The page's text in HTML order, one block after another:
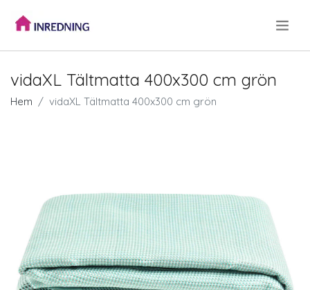
vidaXL Tältmatta 400x300 cm grön
Hem vidaXL Tältmatta 400x300 cm grön